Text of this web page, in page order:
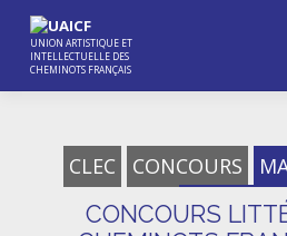
contentUNION ARTISTIQUE ET
INTELLECTUELLE DES
CHEMINOTS FRANÇAIS
CLEC CONCOURS
CONCOURS